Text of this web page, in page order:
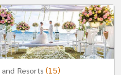
Resorts(15)